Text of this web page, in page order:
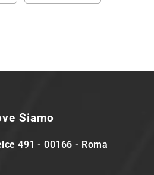
Siamo
491 - 00166 - Roma